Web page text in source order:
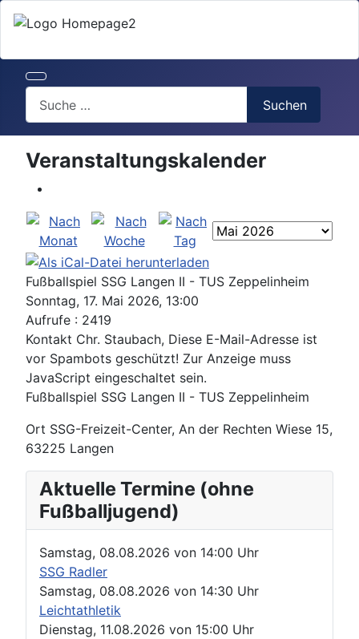
Suchen
Veranstaltungskalender
Fußballspiel SSG Langen II - TUS Zeppelinheim
Sonntag, 17. Mai 2026, 13:00
Aufrufe : 2419
Kontakt Chr. Staubach, Diese E-Mail-Adresse ist
vor Spambots geschützt! Zur Anzeige muss
JavaScript eingeschaltet sein.
Fußballspiel SSG Langen II - TUS Zeppelinheim
Ort SSG-Freizeit-Center, An der Rechten Wiese 15,
63225 Langen
Aktuelle Termine (ohne
Fußballjugend)
Samstag, 08.08.2026 von 14:00 Uhr
SSG Radler
Samstag, 08.08.2026 von 14:30 Uhr
Leichtathletik
Dienstag, 11.08.2026 von 15:00 Uhr